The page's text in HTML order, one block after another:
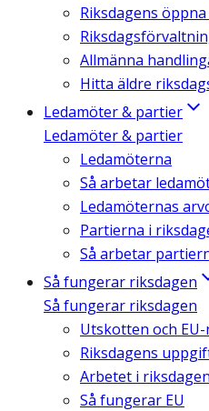
Riksdagens
Allmänna
Hitta äldre
Ledamöter & partier
Ledamöter & partier
Ledamöterna
Så arbetar
Ledamöternas
Partierna i
Så arbetar
Så fungerar riksdagen
Så fungerar riksdagen
Utskotten och
Riksdagens
Arbetet i riksdagen
Så fungerar EU